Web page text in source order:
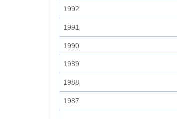
1992
1991
1990
1989
1988
1987